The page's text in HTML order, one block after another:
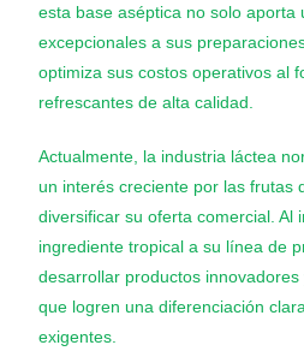
esta base aséptica no solo aporta
excepcionales a sus
optimiza sus costos operativos al
refrescantes de alta calidad.
Actualmente, la industria láctea
un interés creciente por las frutas
diversificar su oferta comercial. Al
ingrediente tropical a su línea de
desarrollar productos
que logren una diferenciación
exigentes.